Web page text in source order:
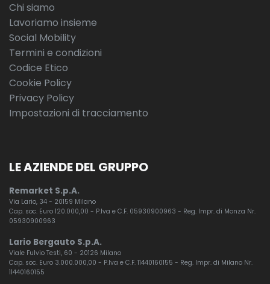
Chi siamo
Lavoriamo insieme
Social Mobility
Termini e condizioni
Codice Etico
Cookie Policy
Privacy Policy
Impostazioni di tracciamento
LE AZIENDE DEL GRUPPO
Remarket S.p.A.
Via Lario, 34 - 20159 Milano
Cap. soc. Euro 120.000,00 - P.Iva e C.F. 05930900963 - Reg. Impr. di Monza Nr.
05930900963
Lario Bergauto S.p.A.
Viale Fulvio Testi, 60 - 20126 Milano
Cap. soc. Euro 3.000.000,00 - P.Iva e C.F. 11440160155 - Reg. Impr. di Milano Nr.
11440160155